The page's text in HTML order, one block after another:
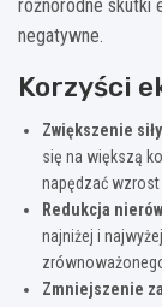
różnorodne skutki
negatywne.
Korzyści
Zwiększenie
się na większą
napędzać
Redukcja
najniżej i
Zmniejszenie